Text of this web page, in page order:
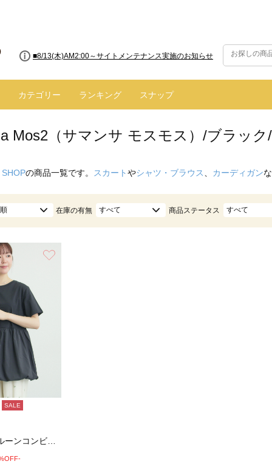
■8/13(木)AM2:00～サイトメンテナンス実施のお知らせ
カテゴリー ランキング スナップ
Mos2（サマンサ モスモス）/ブラック
の商品一覧です。 スカートやシャツ・ブラウス カーディガン
在庫の有無 すべて 商品ステータス すべて
SALE